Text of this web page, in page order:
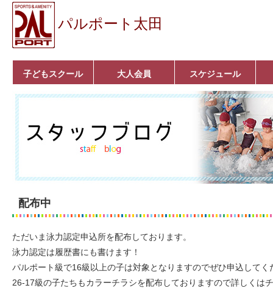
パルポート太田
子どもスクール
ベビーコース
幼児コース
小学生コース
育成コース
選手コース
キッズパーク(体操教
室)
クラシックバレエ
ボルダリング
■入会案内
大人会員
いきいきコース
トライアスロン
フィットネス
■入会案内
スケジュール
配布中
ただいま泳力認定申込所を配布しております。
泳力認定は履歴書にも書けます！
パルポート級で16級以上の子は対象となりますのでぜひ申込してく
26-17級の子たちもカラーチラシを配布しておりますので詳しくは